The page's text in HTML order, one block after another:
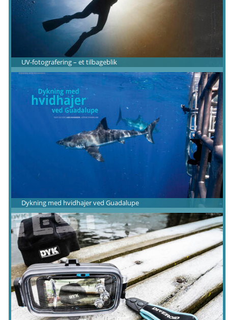
UV-fotografering – et tilbageblik
Dykning med hvidhajer ved Guadalupe